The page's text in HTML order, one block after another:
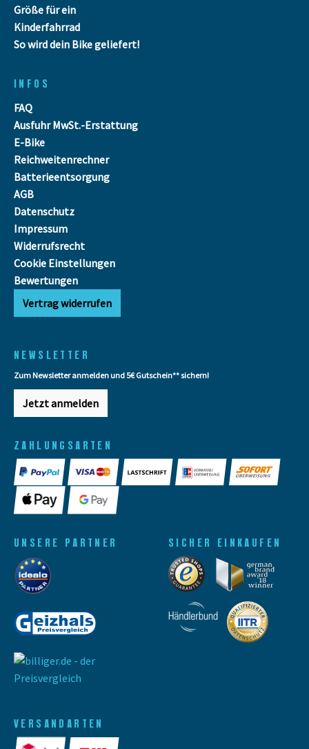
Größe für ein
Kinderfahrrad
So wird dein Bike geliefert!
INFOS
FAQ
Ausfuhr MwSt.-Erstattung
E-Bike
Reichweitenrechner
Batterieentsorgung
AGB
Datenschutz
Impressum
Widerrufsrecht
Cookie Einstellungen
Bewertungen
Vertrag widerrufen
NEWSLETTER
Zum Newsletter anmelden und 5€ Gutschein** sichern!
Jetzt anmelden
ZAHLUNGSARTEN
VERSANDARTEN
UNSERE PARTNER SICHER EINKAUFEN